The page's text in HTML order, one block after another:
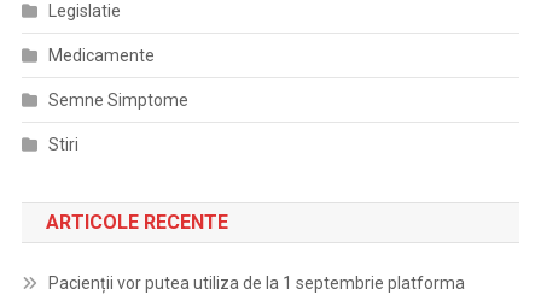
Legislatie
Medicamente
Semne Simptome
Stiri
ARTICOLE RECENTE
Pacienții vor putea utiliza de la 1 septembrie platforma